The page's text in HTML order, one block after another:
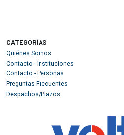
CATEGORÍAS
Quiénes Somos
Contacto - Instituciones
Contacto - Personas
Preguntas Frecuentes
Despachos/Plazos